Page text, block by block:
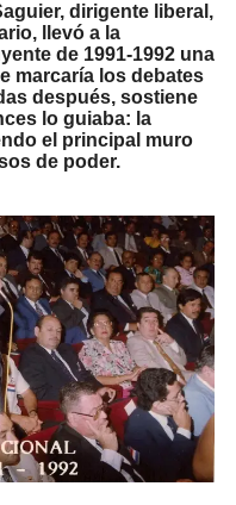
dirigente liberal,
llevó a la
de 1991-1992 una
marcaría los debates
después, sostiene
lo guiaba: la
el principal muro
de poder.